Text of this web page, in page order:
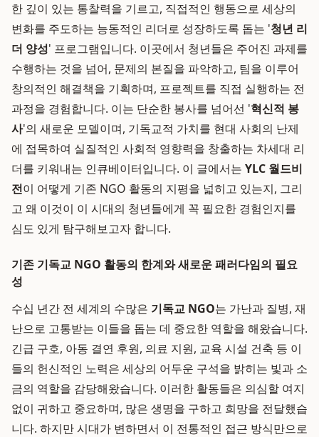
한 깊이 있는 통찰력을 기르고, 직접적인 행동으로 세상의
변화를 주도하는 능동적인 리더로 성장하도록 돕는 '청년 리
더 양성' 프로그램입니다. 이곳에서 청년들은 주어진 과제를
수행하는 것을 넘어, 문제의 본질을 파악하고, 팀을 이루어
창의적인 해결책을 기획하며, 프로젝트를 직접 실행하는 전
과정을 경험합니다. 이는 단순한 봉사를 넘어선 '혁신적 봉
사'의 새로운 모델이며, 기독교적 가치를 현대 사회의 난제
에 접목하여 실질적인 사회적 영향력을 창출하는 차세대 리
더를 키워내는 인큐베이터입니다. 이 글에서는 YLC 월드비
전이 어떻게 기존 NGO 활동의 지평을 넓히고 있는지, 그리
고 왜 이것이 이 시대의 청년들에게 꼭 필요한 경험인지를
심도 있게 탐구해보고자 합니다.
기존 기독교 NGO 활동의 한계와 새로운 패러다임의 필요
성
수십 년간 전 세계의 수많은 기독교 NGO는 가난과 질병, 재
난으로 고통받는 이들을 돕는 데 중요한 역할을 해왔습니다.
긴급 구호, 아동 결연 후원, 의료 지원, 교육 시설 건축 등 이
들의 헌신적인 노력은 세상의 어두운 구석을 밝히는 빛과 소
금의 역할을 감당해왔습니다. 이러한 활동들은 의심할 여지
없이 귀하고 중요하며, 많은 생명을 구하고 희망을 전달했습
니다. 하지만 시대가 변하면서 이 전통적인 접근 방식만으로